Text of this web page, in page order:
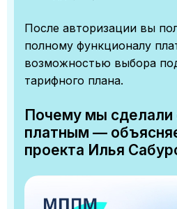
После авторизации вы
полному функционалу
возможностью выбора
тарифного плана.
Почему мы сделали
платным —
проекта Илья